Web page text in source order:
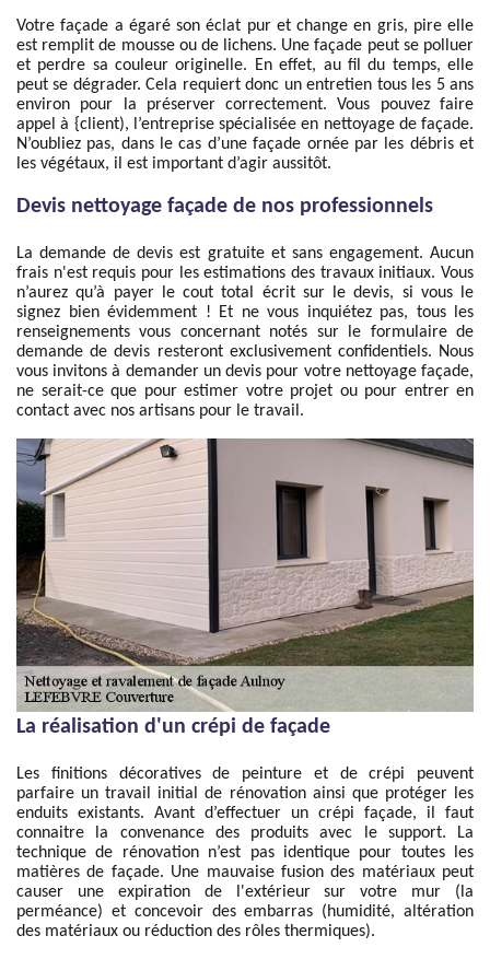
Votre façade a égaré son éclat pur et change en gris, pire elle
est remplit de mousse ou de lichens. Une façade peut se polluer
et perdre sa couleur originelle. En effet, au fil du temps, elle
peut se dégrader. Cela requiert donc un entretien tous les 5 ans
environ pour la préserver correctement. Vous pouvez faire
appel à {client), l’entreprise spécialisée en nettoyage de façade.
N’oubliez pas, dans le cas d’une façade ornée par les débris et
les végétaux, il est important d’agir aussitôt.
Devis nettoyage façade de nos professionnels
La demande de devis est gratuite et sans engagement. Aucun
frais n'est requis pour les estimations des travaux initiaux. Vous
n’aurez qu’à payer le cout total écrit sur le devis, si vous le
signez bien évidemment ! Et ne vous inquiétez pas, tous les
renseignements vous concernant notés sur le formulaire de
demande de devis resteront exclusivement confidentiels. Nous
vous invitons à demander un devis pour votre nettoyage façade,
ne serait-ce que pour estimer votre projet ou pour entrer en
contact avec nos artisans pour le travail.
La réalisation d'un crépi de façade
Les finitions décoratives de peinture et de crépi peuvent
parfaire un travail initial de rénovation ainsi que protéger les
enduits existants. Avant d’effectuer un crépi façade, il faut
connaitre la convenance des produits avec le support. La
technique de rénovation n’est pas identique pour toutes les
matières de façade. Une mauvaise fusion des matériaux peut
causer une expiration de l'extérieur sur votre mur (la
perméance) et concevoir des embarras (humidité, altération
des matériaux ou réduction des rôles thermiques).